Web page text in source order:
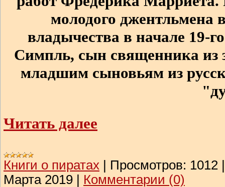
молодого джентльмена
владычества в начале 19-
Симпль, сын священника из
младшим сыновьям из
Читать далее
Книги о пиратах | Просмотров: 1012
Марта 2019 | Комментарии (0)